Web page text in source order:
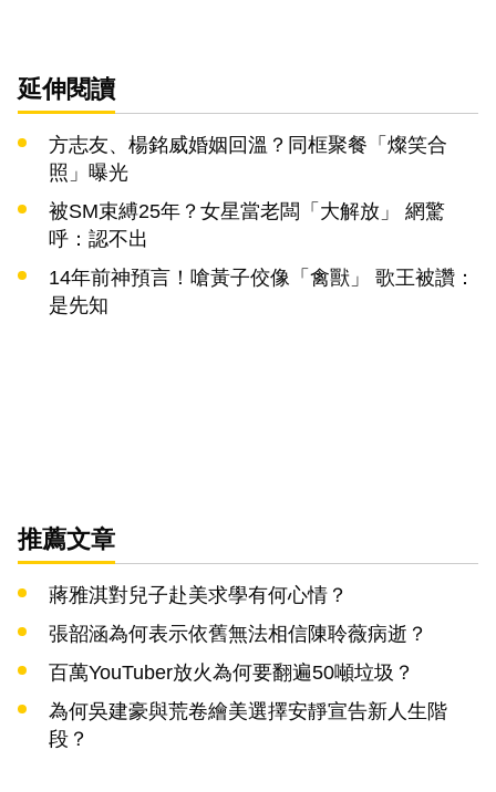
延伸閱讀
方志友、楊銘威婚姻回溫？同框聚餐「燦笑合
照」曝光
被SM束縛25年？女星當老闆「大解放」 網驚
呼：認不出
14年前神預言！嗆黃子佼像「禽獸」 歌王被讚：
是先知
推薦文章
蔣雅淇對兒子赴美求學有何心情？
張韶涵為何表示依舊無法相信陳聆薇病逝？
百萬YouTuber放火為何要翻遍50噸垃圾？
為何吳建豪與荒卷繪美選擇安靜宣告新人生階
段？